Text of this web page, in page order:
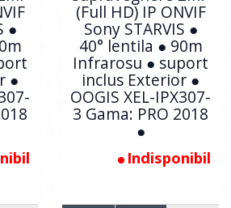
●
●
(Full HD) IP ONVIF
Sony STARVIS ●
40° lentila ● 90m
Infrarosu ● suport
inclus Exterior ●
OOGIS XEL-IPX307-
3 Gama: PRO 2018
●
Indisponibil